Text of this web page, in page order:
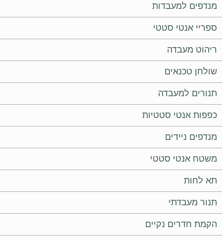
מנדפים למעבדות
ספריי אנטי סטטי
ריהוט מעבדה
שולחן טכנאים
תנורים למעבדה
כפפות אנטי סטטיות
מנדפים ניידים
משטח אנטי סטטי
תא לחות
תנור מעבדתי
הקמת חדרים נקיים